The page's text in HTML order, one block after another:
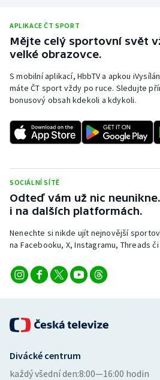
Ragby
Rychlobruslení
Rychlostní kanoistika
Sportovní střelba
Stolní tenis
Triatlon
Veslování
Volejbal
APLIKACE ČT SPORT
Mějte celý sportovní svět
velké obrazovce.
S mobilní aplikací, HbbTV a apkou
máte ČT sport vždy po ruce. Sledujte
bonusový obsah kdekoli a kdykoli.
SOCIÁLNÍ SÍTĚ
Odteď vám už nic
i na dalších platformách.
Nenechte si nikde ujít nejnovější
na Facebooku, X, Instagramu, Threads
Divácké centrum
každý všední den:8:00—16:00 hodin